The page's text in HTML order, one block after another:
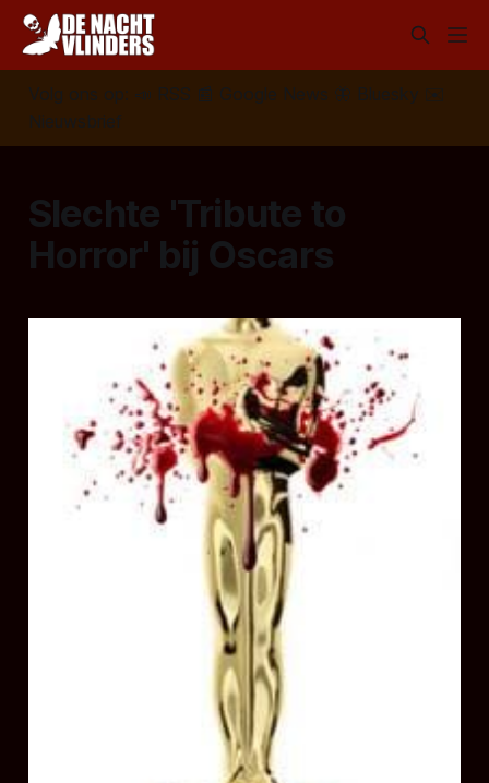
Volg ons op: 📣 RSS 📰 Google News 🦋 Bluesky
✉️
Nieuwsbrief
Slechte 'Tribute to
Horror' bij Oscars